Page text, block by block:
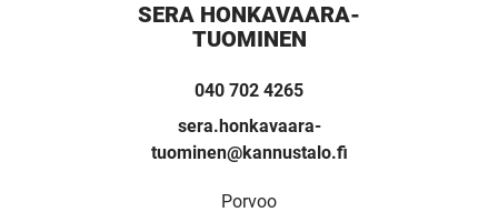
SERA HONKAVAARA-
TUOMINEN
040 702 4265
sera.honkavaara-
tuominen@kannustalo.fi
Porvoo
UUSI